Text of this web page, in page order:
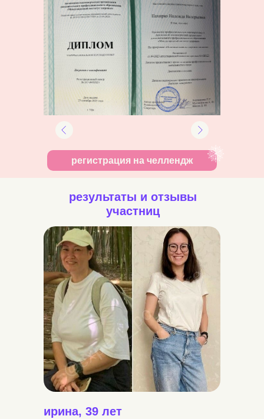
регистрация на челлендж
результаты и отзывы
участниц
ирина, 39 лет